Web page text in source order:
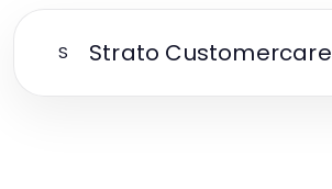
S Strato Customercare